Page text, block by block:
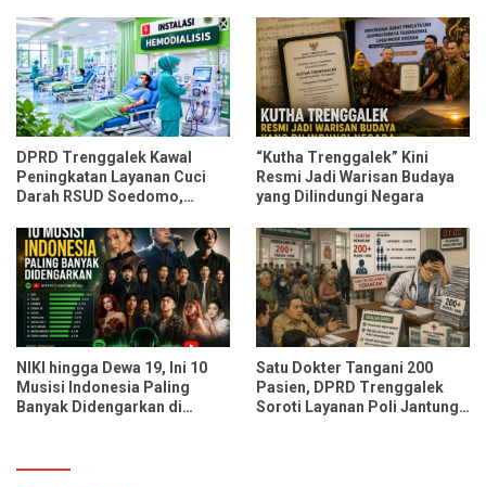
DPRD Trenggalek Kawal
Peningkatan Layanan Cuci
Darah RSUD Soedomo,
Pasien Sekali Pelayanan
“Kutha Trenggalek” Kini
Resmi Jadi Warisan Budaya
yang Dilindungi Negara
NIKI hingga Dewa 19, Ini 10
Musisi Indonesia Paling
Banyak Didengarkan di
Satu Dokter Tangani 200
Pasien, DPRD Trenggalek
Soroti Layanan Poli Jantung